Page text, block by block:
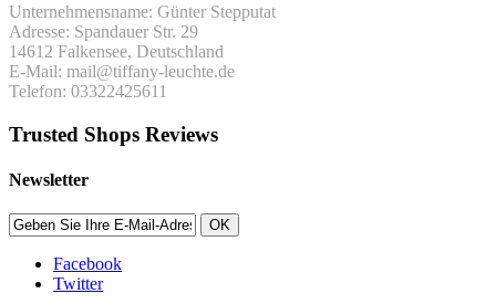
Unternehmensname: Günter Stepputat
Adresse: Spandauer Str. 29
14612 Falkensee, Deutschland
E-Mail: mail@tiffany-leuchte.de
Telefon: 03322425611
Trusted Shops Reviews
Newsletter
OK
Facebook
Twitter